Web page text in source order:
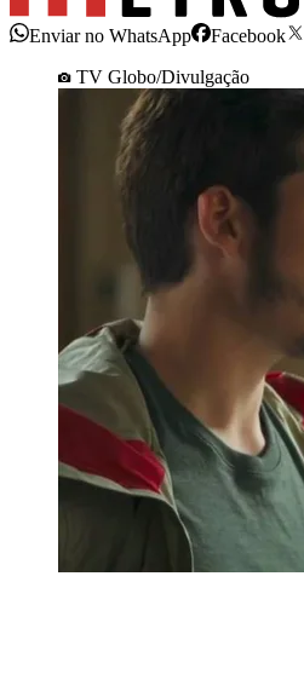
Enviar no WhatsApp Facebook
TV Globo/Divulgação